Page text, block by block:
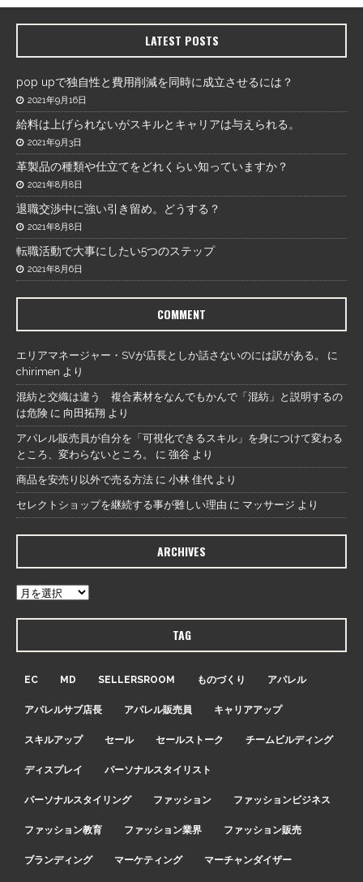
LATEST POSTS
pop upで独自性と費用削減を同時に成立させるには？
2021年9月16日
給料は上げられないがスキルとキャリアは与えられる。
2021年9月3日
革製品の種類や仕立てをどれくらい知っていますか？
2021年8月8日
退職交渉中に強い引き留め。どうする？
2021年8月8日
転職活動で大事にしたい5つのステップ
2021年8月6日
COMMENT
エリアマネージャー・SVが店長としか話さないのには訳がある。
に
chirimen より
混紡と交織は違う 複合素材をなんでもかんで「混紡」と説明するの
は危険 に 向田拓翔 より
アパレル販売員が自分を「可視化できるスキル」を身につけて変わる
ところ、変わらないところ。
に 強谷 より
商品を安売り以外で売る方法 に 小林 佳代 より
セレクトショップを継続する事が難しい理由 に マッサージ より
ARCHIVES
TAG
EC MD SELLERSROOM ものづくり アパレル
アパレルサブ店長 アパレル販売員 キャリアアップ
スキルアップ セール セールストーク チームビルディング
ディスプレイ パーソナルスタイリスト
パーソナルスタイリング ファッション ファッションビジネス
ファッション教育 ファッション業界 ファッション販売
ブランディング マーケティング マーチャンダイザー